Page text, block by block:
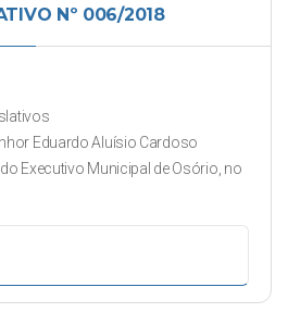
Nº 006/2018
Eduardo Aluísio Cardoso
Executivo Municipal de Osório, no